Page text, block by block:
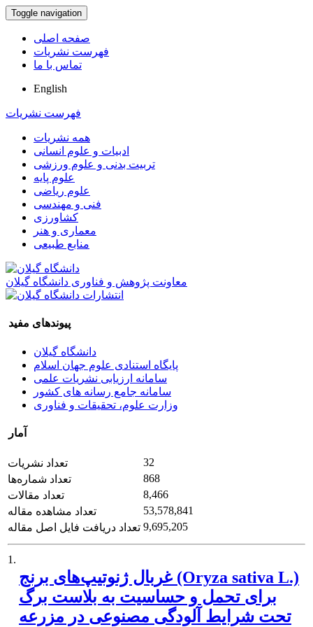
Toggle navigation
صفحه اصلی
فهرست نشریات
تماس با ما
English
فهرست نشریات
همه نشریات
ادبیات و علوم انسانی
تربیت بدنی و علوم ورزشی
علوم پایه
علوم ریاضی
فنی و مهندسی
کشاورزی
معماری و هنر
منابع طبیعی
معاونت پژوهش و فناوری دانشگاه گیلان
پیوندهای مفید
دانشگاه گیلان
پایگاه استنادی علوم جهان اسلام
سامانه ارزیابی نشریات علمی
سامانه جامع رسانه های کشور
وزارت علوم، تحقیقات و فناوری
آمار
تعداد نشریات
32
تعداد شماره‌ها
868
تعداد مقالات
8,466
تعداد مشاهده مقاله
53,578,841
تعداد دریافت فایل اصل مقاله 9,695,205
1.
غربال ژنوتیپ‌های برنج (Oryza sativa L.)
برای تحمل و حساسیت به بلاست برگ
تحت شرایط آلودگی مصنوعی در مزرعه